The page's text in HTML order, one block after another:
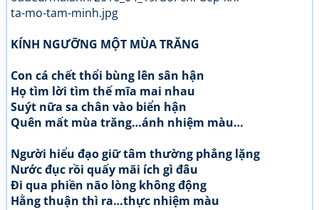
KÍNH NGƯỠNG MỘT MÙA TRĂNG
Con cá chết thổi bùng lên sân hận
Họ tìm lời tìm thế mĩa mai nhau
Suýt nữa sa chân vào biển hận
Quên mất mùa trăng…ánh nhiệm màu…
Người hiểu đạo giữ tâm thường phẳng lặng
Nước đục rồi quấy mãi ích gì đâu
Đi qua phiền não lòng không động
Hằng thuận thì ra…thực nhiệm màu